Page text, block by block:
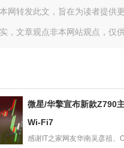
网转发此文，旨在为读者提供
，文章观点非本网站观点，仅供
微星/华擎宣布新款Z790
Wi-Fi7
感谢IT之家网友华南吴彦祖、